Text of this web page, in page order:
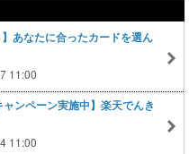
あなたに合ったカードを選ん
11:00
ンペーン実施中】楽天でんき
11:00